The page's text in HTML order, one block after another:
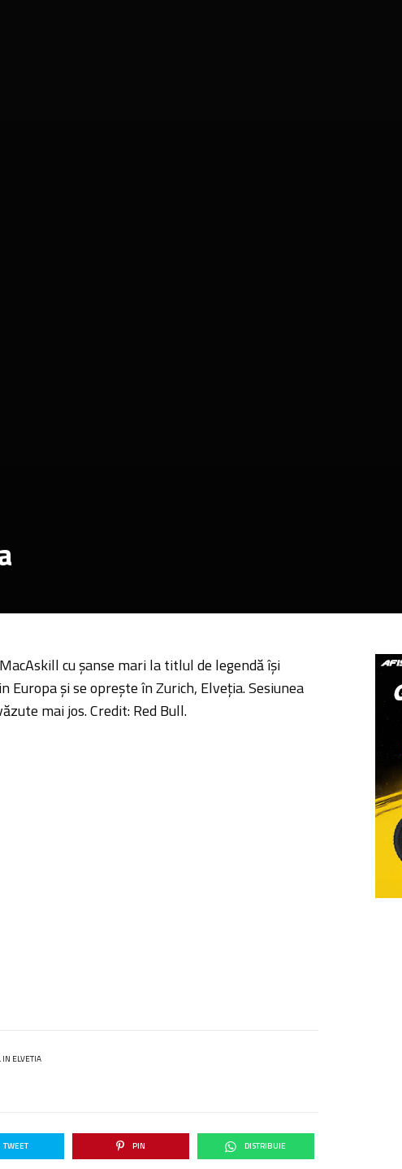
cu șanse mari la titlul de legendă își
Europa și se oprește în Zurich, Elveția. Sesiunea
mai jos. Credit: Red Bull.
IN ELVETIA
TWEET PIN DISTRIBUIE